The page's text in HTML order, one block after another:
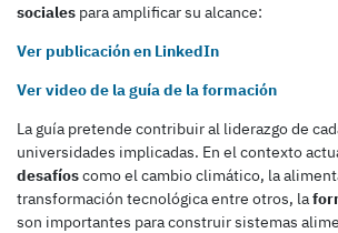
sociales para amplificar su alcance:
Ver publicación en LinkedIn
Ver video de la guía de la formación
La guía pretende contribuir al liderazgo de
universidades implicadas. En el contexto
desafíoscomo el cambio climático, la
transformación tecnológica entre otros, la
son importantes para construir sistemas